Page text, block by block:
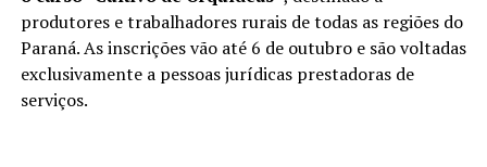
produtores e trabalhadores rurais de todas as regiões do
Paraná. As inscrições vão até 6 de outubro e são voltadas
exclusivamente a pessoas jurídicas prestadoras de
serviços.